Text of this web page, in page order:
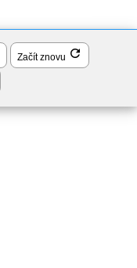
Začít znovu refresh